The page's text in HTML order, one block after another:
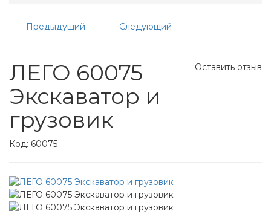
Предыдущий Следующий
Оставить отзыв
ЛЕГО 60075
Экскаватор и
грузовик
Код: 60075